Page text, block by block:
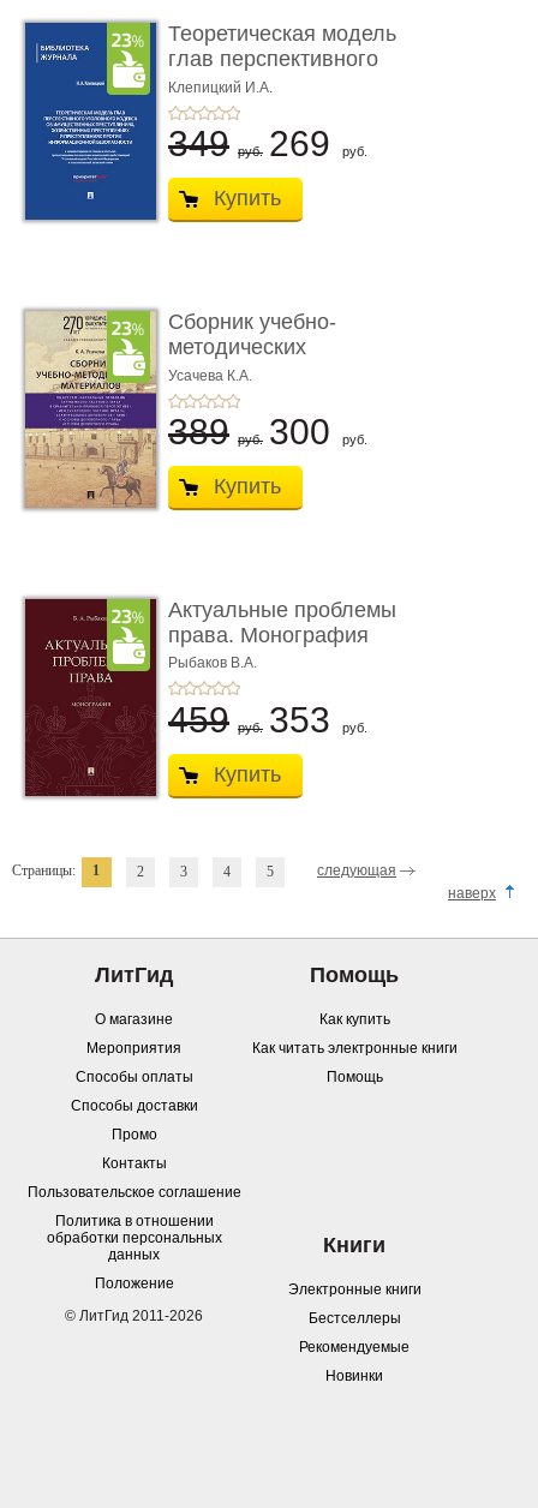
Теоретическая модель
глав перспективного
УК о ...
Клепицкий И.А.
349 руб. 269 руб.
Купить
Сборник учебно-
методических
материалов по кур ...
Усачева К.А.
389 руб. 300 руб.
Купить
Актуальные проблемы
права. Монография
Рыбаков В.А.
459 руб. 353 руб.
Купить
Страницы: 1 2 3 4 5
следующая
наверх
ЛитГид
О магазине
Мероприятия
Способы оплаты
Способы доставки
Промо
Контакты
Пользовательское соглашение
Политика в отношении
обработки персональных
данных
Положение
© ЛитГид 2011-2026
Помощь
Как купить
Как читать электронные книги
Помощь
Книги
Электронные книги
Бестселлеры
Рекомендуемые
Новинки